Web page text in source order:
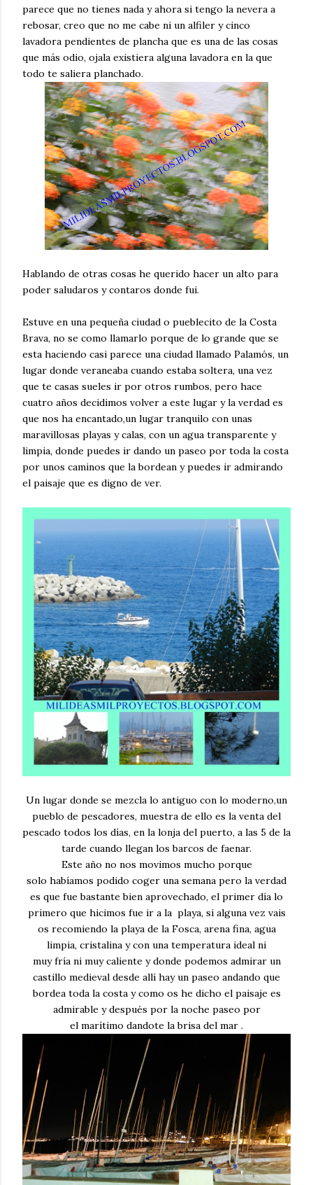
parece que no tienes nada y ahora si tengo la nevera a
rebosar, creo que no me cabe ni un alfiler y cinco
lavadora pendientes de plancha que es una de las cosas
que más odio, ojala existiera alguna lavadora en la que
todo te saliera planchado.
Hablando de otras cosas he querido hacer un alto para
poder saludaros y contaros donde fui.
Estuve en una pequeña ciudad o pueblecito de la Costa
Brava, no se como llamarlo porque de lo grande que se
esta haciendo casi parece una ciudad llamado Palamós, un
lugar donde veraneaba cuando estaba soltera, una vez
que te casas sueles ir por otros rumbos, pero hace
cuatro años decidimos volver a este lugar y la verdad es
que nos ha encantado,un lugar tranquilo con unas
maravillosas playas y calas, con un agua transparente y
limpia, donde puedes ir dando un paseo por toda la costa
por unos caminos que la bordean y puedes ir admirando
el paisaje que es digno de ver.
Un lugar donde se mezcla lo antiguo con lo moderno,un
pueblo de pescadores, muestra de ello es la venta del
pescado todos los días, en la lonja del puerto, a las 5 de la
tarde cuando llegan los barcos de faenar.
Este año no nos movimos mucho porque
solo habíamos podido coger una semana pero la verdad
es que fue bastante bien aprovechado, el primer día lo
primero que hicimos fue ir a la playa, si alguna vez vais
os recomiendo la playa de la Fosca, arena fina, agua
limpia, cristalina y con una temperatura ideal ni
muy fría ni muy caliente y donde podemos admirar un
castillo medieval desde allí hay un paseo andando que
bordea toda la costa y como os he dicho el paisaje es
admirable y después por la noche paseo por
el marítimo dandote la brisa del mar .